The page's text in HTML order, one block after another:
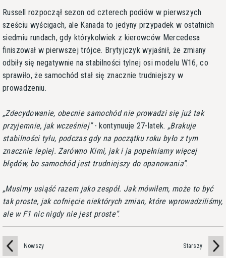
Russell rozpoczął sezon od czterech podiów w pierwszych
sześciu wyścigach, ale Kanada to jedyny przypadek w ostatnich
siedmiu rundach, gdy którykolwiek z kierowców Mercedesa
finiszował w pierwszej trójce. Brytyjczyk wyjaśnił, że zmiany
odbiły się negatywnie na stabilności tylnej osi modelu W16, co
sprawiło, że samochód stał się znacznie trudniejszy w
prowadzeniu.
Zdecydowanie, obecnie samochód nie prowadzi się już tak
przyjemnie, jak wcześniej - kontynuuje 27-latek.
Brakuje
stabilności tyłu, podczas gdy na początku roku było z tym
znacznie lepiej. Zarówno Kimi, jak i ja popełniamy więcej
błędów, bo samochód jest trudniejszy do opanowania .
Musimy usiąść razem jako zespół. Jak mówiłem, może to być
tak proste, jak cofnięcie niektórych zmian, które wprowadziliśmy,
ale w F1 nic nigdy nie jest proste .
Nowszy Starszy